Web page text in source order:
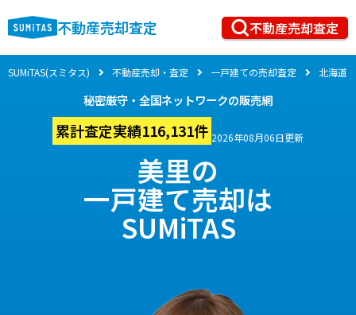
不動産売却査定 不動産売却査定
SUMiTAS(スミタス) 不動産売却・査定 一戸建ての売却査定 北海道
秘密厳守・全国ネットワークの販売網
累計査定実績116,131件 2026年08月06日更新
美里の
一戸建て売却は
SUMiTAS